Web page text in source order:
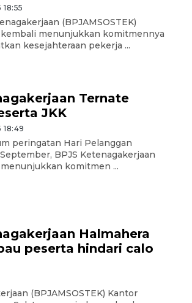
(BPJAMSOSTEK)
menunjukkan komitmennya
kesejahteraan pekerja ...
Ternate
JKK
peringatan Hari Pelanggan
BPJS Ketenagakerjaan
komitmen ...
Halmahera
peserta hindari calo
(BPJAMSOSTEK) Kantor